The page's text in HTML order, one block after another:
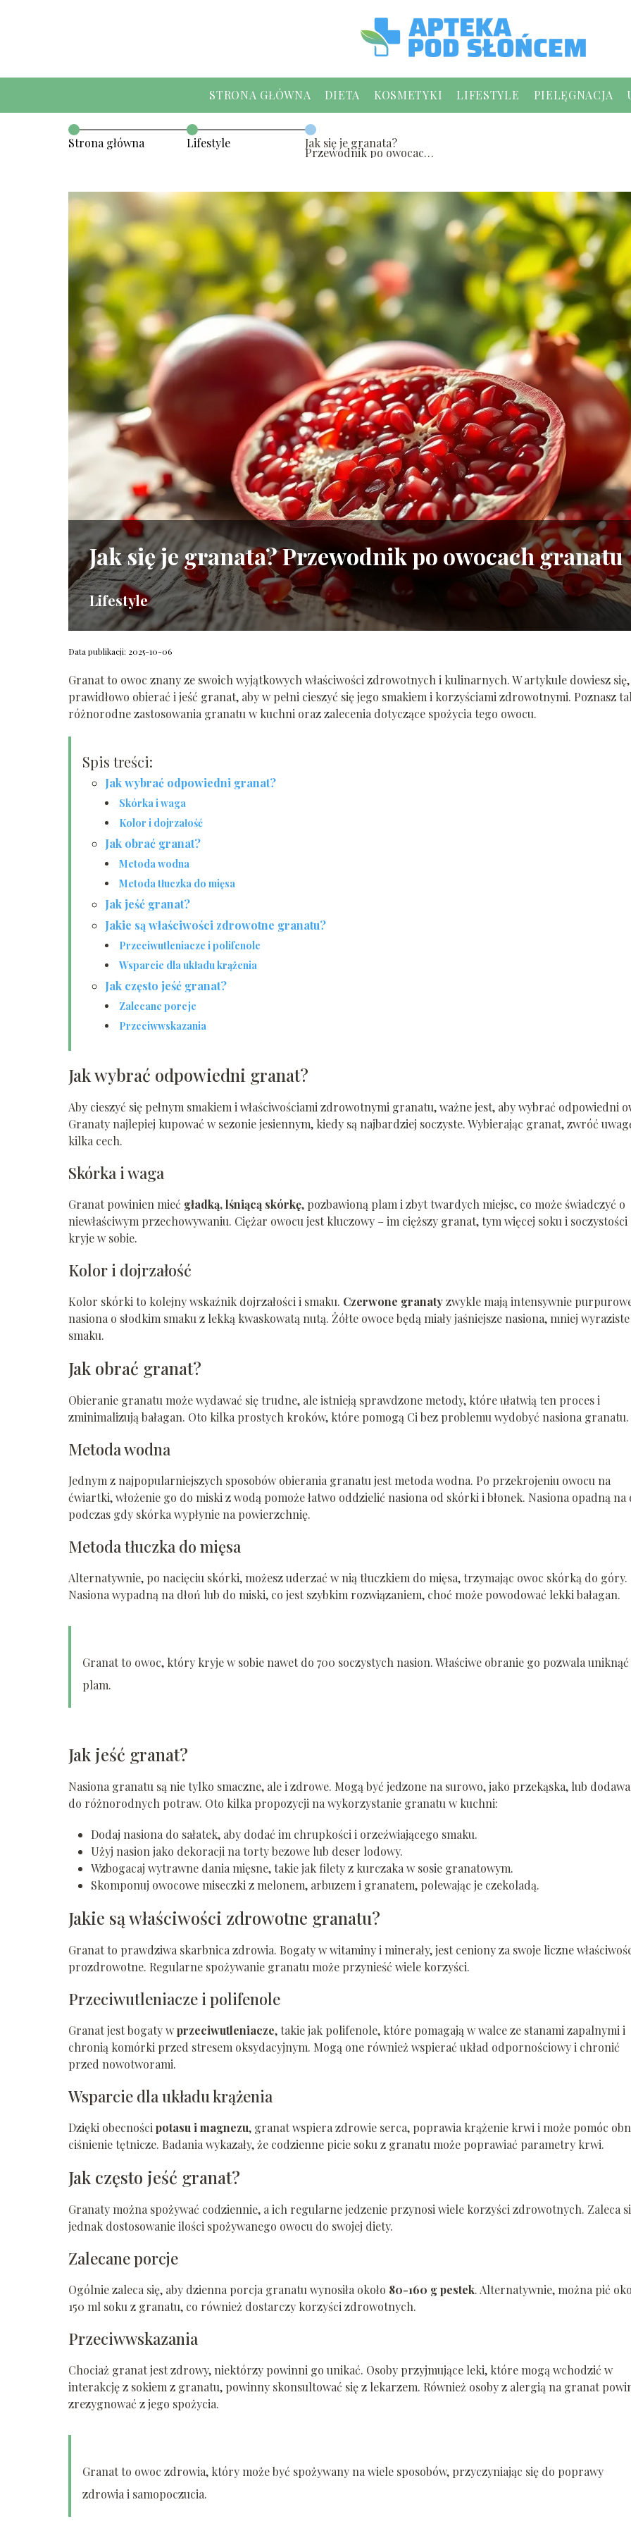
STRONA GŁÓWNA DIETA KOSMETYKI LIFESTYLE PIELĘGNACJA
Strona główna Lifestyle Jak się je granata?
Przewodnik po owocach
Jak się je granata? Przewodnik po owocach granatu
Lifestyle
Data publikacji: 2025-10-06
Granat to owoc znany ze swoich wyjątkowych właściwości zdrowotnych i kulinarnych. W artykule dowiesz
prawidłowo obierać i jeść granat, aby w pełni cieszyć się jego smakiem i korzyściami zdrowotnymi. Poznasz
różnorodne zastosowania granatu w kuchni oraz zalecenia dotyczące spożycia tego owocu.
Spis treści:
Jak wybrać odpowiedni granat?
Skórka i waga
Kolor i dojrzałość
Jak obrać granat?
Metoda wodna
Metoda tłuczka do mięsa
Jak jeść granat?
Jakie są właściwości zdrowotne granatu?
Przeciwutleniacze i polifenole
Wsparcie dla układu krążenia
Jak często jeść granat?
Zalecane porcje
Przeciwwskazania
Jak wybrać odpowiedni granat?
Aby cieszyć się pełnym smakiem i właściwościami zdrowotnymi granatu, ważne jest, aby wybrać odpowiedni
Granaty najlepiej kupować w sezonie jesiennym, kiedy są najbardziej soczyste. Wybierając granat, zwróć
kilka cech.
Skórka i waga
Granat powinien mieć gładką, lśniącą skórkę, pozbawioną plam i zbyt twardych miejsc, co może świadczyć o
niewłaściwym przechowywaniu. Ciężar owocu jest kluczowy – im cięższy granat, tym więcej soku i soczystości
kryje w sobie.
Kolor i dojrzałość
Kolor skórki to kolejny wskaźnik dojrzałości i smaku. Czerwone granatyzwykle mają intensywnie
nasiona o słodkim smaku z lekką kwaskowatą nutą. Żółte owoce będą miały jaśniejsze nasiona, mniej
smaku.
Jak obrać granat?
Obieranie granatu może wydawać się trudne, ale istnieją sprawdzone metody, które ułatwią ten proces i
zminimalizują bałagan. Oto kilka prostych kroków, które pomogą Ci bez problemu wydobyć nasiona granatu.
Metoda wodna
Jednym z najpopularniejszych sposobów obierania granatu jest metoda wodna. Po przekrojeniu owocu na
ćwiartki, włożenie go do miski z wodą pomoże łatwo oddzielić nasiona od skórki i błonek. Nasiona opadną na
podczas gdy skórka wypłynie na powierzchnię.
Metoda tłuczka do mięsa
Alternatywnie, po nacięciu skórki, możesz uderzać w nią tłuczkiem do mięsa, trzymając owoc skórką do góry.
Nasiona wypadną na dłoń lub do miski, co jest szybkim rozwiązaniem, choć może powodować lekki bałagan.
Granat to owoc, który kryje w sobie nawet do 700 soczystych nasion. Właściwe obranie go pozwala uniknąć
plam.
Jak jeść granat?
Nasiona granatu są nie tylko smaczne, ale i zdrowe. Mogą być jedzone na surowo, jako przekąska, lub
do różnorodnych potraw. Oto kilka propozycji na wykorzystanie granatu w kuchni:
Dodaj nasiona do sałatek, aby dodać im chrupkości i orzeźwiającego smaku.
Użyj nasion jako dekoracji na torty bezowe lub deser lodowy.
Wzbogacaj wytrawne dania mięsne, takie jak filety z kurczaka w sosie granatowym.
Skomponuj owocowe miseczki z melonem, arbuzem i granatem, polewając je czekoladą.
Jakie są właściwości zdrowotne granatu?
Granat to prawdziwa skarbnica zdrowia. Bogaty w witaminy i minerały, jest ceniony za swoje liczne
prozdrowotne. Regularne spożywanie granatu może przynieść wiele korzyści.
Przeciwutleniacze i polifenole
Granat jest bogaty wprzeciwutleniacze, takie jak polifenole, które pomagają w walce ze stanami zapalnymi i
chronią komórki przed stresem oksydacyjnym. Mogą one również wspierać układ odpornościowy i chronić
przed nowotworami.
Wsparcie dla układu krążenia
Dzięki obecności potasu i magnezu, granat wspiera zdrowie serca, poprawia krążenie krwi i może pomóc
ciśnienie tętnicze. Badania wykazały, że codzienne picie soku z granatu może poprawiać parametry krwi.
Jak często jeść granat?
Granaty można spożywać codziennie, a ich regularne jedzenie przynosi wiele korzyści zdrowotnych. Zaleca
jednak dostosowanie ilości spożywanego owocu do swojej diety.
Zalecane porcje
Ogólnie zaleca się, aby dzienna porcja granatu wynosiła około 80-160 g pestek. Alternatywnie, można pić
150 ml soku z granatu, co również dostarczy korzyści zdrowotnych.
Przeciwwskazania
Chociaż granat jest zdrowy, niektórzy powinni go unikać. Osoby przyjmujące leki, które mogą wchodzić w
interakcję z sokiem z granatu, powinny skonsultować się z lekarzem. Również osoby z alergią na granat
zrezygnować z jego spożycia.
Granat to owoc zdrowia, który może być spożywany na wiele sposobów, przyczyniając się do poprawy
zdrowia i samopoczucia.